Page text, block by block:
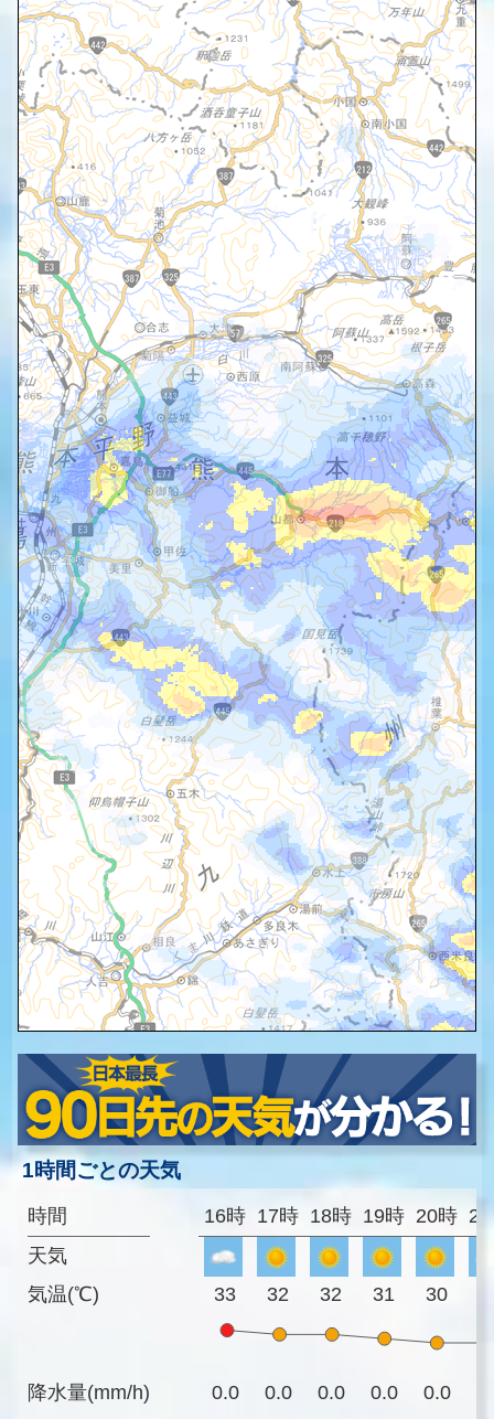
1時間ごとの天気
時間
天気
気温(℃)
降水量(mm/h)
16時 17時 18時 19時 20時
33 32 32 31 30
0.0 0.0 0.0 0.0 0.0